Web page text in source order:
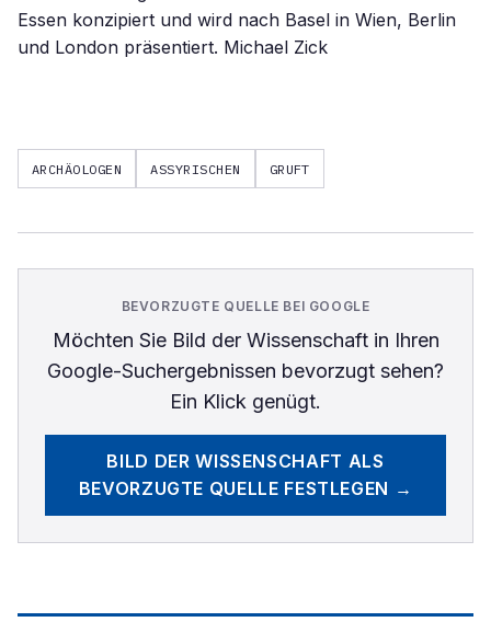
ARCHÄOLOGEN ASSYRISCHEN GRUFT
BEVORZUGTE QUELLE BEI GOOGLE
Möchten Sie Bild der Wissenschaftin Ihren
Google-Suchergebnissen bevorzugt sehen?
Ein Klick genügt.
BILD DER WISSENSCHAFT ALS
BEVORZUGTE QUELLE FESTLEGEN →